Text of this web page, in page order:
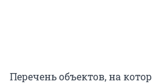
Перечень объектов, на